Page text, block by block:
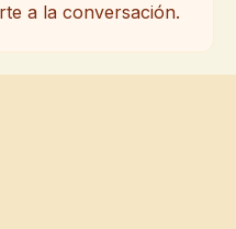
a la conversación.